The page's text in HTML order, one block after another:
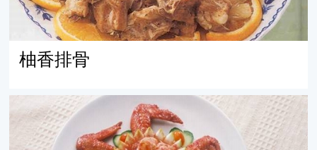
柚香排骨
柚汁紅糟雞翅